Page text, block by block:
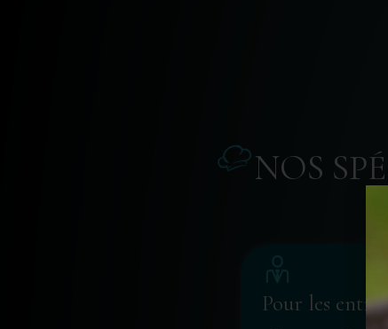
NOS
Pour les